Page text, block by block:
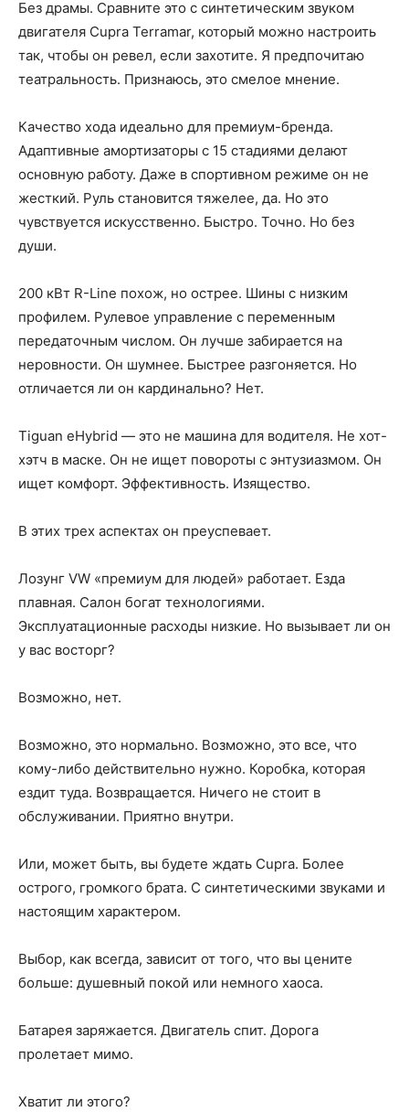
Без драмы. Сравните это с синтетическим звуком
двигателя Cupra Terramar, который можно настроить
так, чтобы он ревел, если захотите. Я предпочитаю
театральность. Признаюсь, это смелое мнение.
Качество хода идеально для премиум-бренда.
Адаптивные амортизаторы с 15 стадиями делают
основную работу. Даже в спортивном режиме он не
жесткий. Руль становится тяжелее, да. Но это
чувствуется искусственно. Быстро. Точно. Но без
души.
200 кВт R-Line похож, но острее. Шины с низким
профилем. Рулевое управление с переменным
передаточным числом. Он лучше забирается на
неровности. Он шумнее. Быстрее разгоняется. Но
отличается ли он кардинально? Нет.
Tiguan eHybrid — это не машина для водителя. Не хот-
хэтч в маске. Он не ищет повороты с энтузиазмом. Он
ищет комфорт. Эффективность. Изящество.
В этих трех аспектах он преуспевает.
Лозунг VW «премиум для людей» работает. Езда
плавная. Салон богат технологиями.
Эксплуатационные расходы низкие. Но вызывает ли он
у вас восторг?
Возможно, нет.
Возможно, это нормально. Возможно, это все, что
кому-либо действительно нужно. Коробка, которая
ездит туда. Возвращается. Ничего не стоит в
обслуживании. Приятно внутри.
Или, может быть, вы будете ждать Cupra. Более
острого, громкого брата. С синтетическими звуками и
настоящим характером.
Выбор, как всегда, зависит от того, что вы цените
больше: душевный покой или немного хаоса.
Батарея заряжается. Двигатель спит. Дорога
пролетает мимо.
Хватит ли этого?